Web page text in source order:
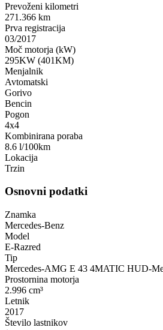
Prevoženi kilometri
271.366 km
Prva registracija
03/2017
Moč motorja (kW)
295KW (401KM)
Menjalnik
Avtomatski
Gorivo
Bencin
Pogon
4x4
Kombinirana poraba
8.6 l/100km
Lokacija
Trzin
Osnovni podatki
Znamka
Mercedes-Benz
Model
E-Razred
Tip
Mercedes-AMG E 43 4MATIC HUD-
Prostornina motorja
2.996 cm³
Letnik
2017
Število lastnikov